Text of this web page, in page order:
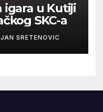
igara u Kutiji
SKC-a
SRETENOVIC